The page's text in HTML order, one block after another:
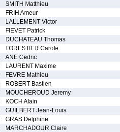
SMITH Matthieu
FRIH Ameur
LALLEMENT Victor
FIEVET Patrick
DUCHATEAU Thomas
FORESTIER Carole
ANE Cedric
LAURENT Maxime
FEVRE Mathieu
ROBERT Bastien
MOUCHEROUD Jeremy
KOCH Alain
GUILBERT Jean-Louis
GRAS Delphine
MARCHADOUR Claire